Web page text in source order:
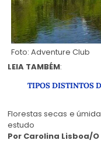
Foto: Adventure Club
LEIA TAMBÉM:
TIPOS DISTINTOS
Florestas secas e
estudo
Por Carolina Lisboa/O